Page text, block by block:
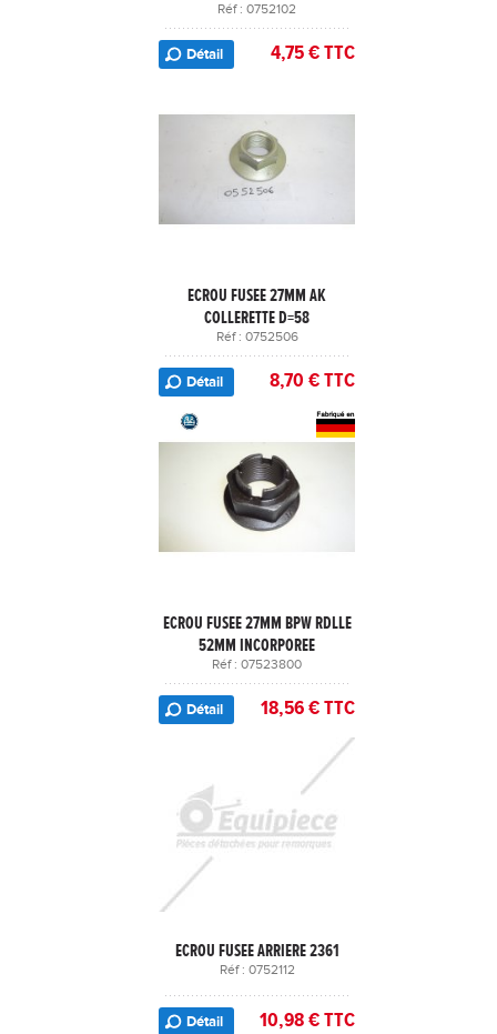
Réf : 0752102
Détail 4,75 € TTC
ECROU FUSEE 27MM AK
COLLERETTE D=58
Réf : 0752506
Détail 8,70 € TTC
ECROU FUSEE 27MM BPW RDLLE
52MM INCORPOREE
Réf : 07523800
Détail 18,56 € TTC
ECROU FUSEE ARRIERE 2361
Réf : 0752112
Détail 10,98 € TTC